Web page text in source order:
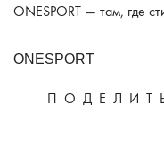
ONESPORT
ONESPORT — там, где